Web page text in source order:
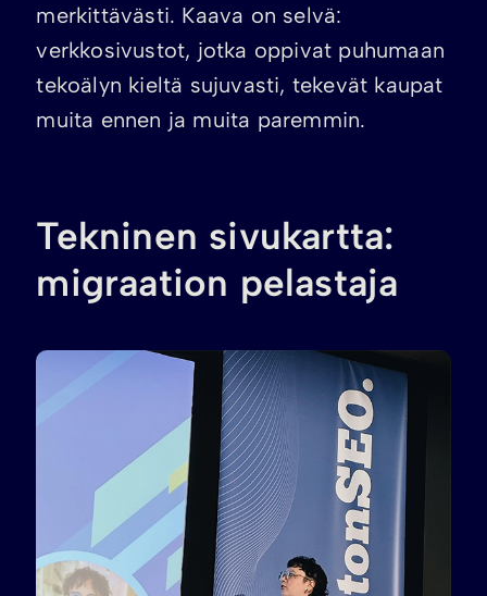
merkittävästi. Kaava on selvä:
verkkosivustot, jotka oppivat puhumaan
tekoälyn kieltä sujuvasti, tekevät kaupat
muita ennen ja muita paremmin.
Tekninen sivukartta:
migraation pelastaja